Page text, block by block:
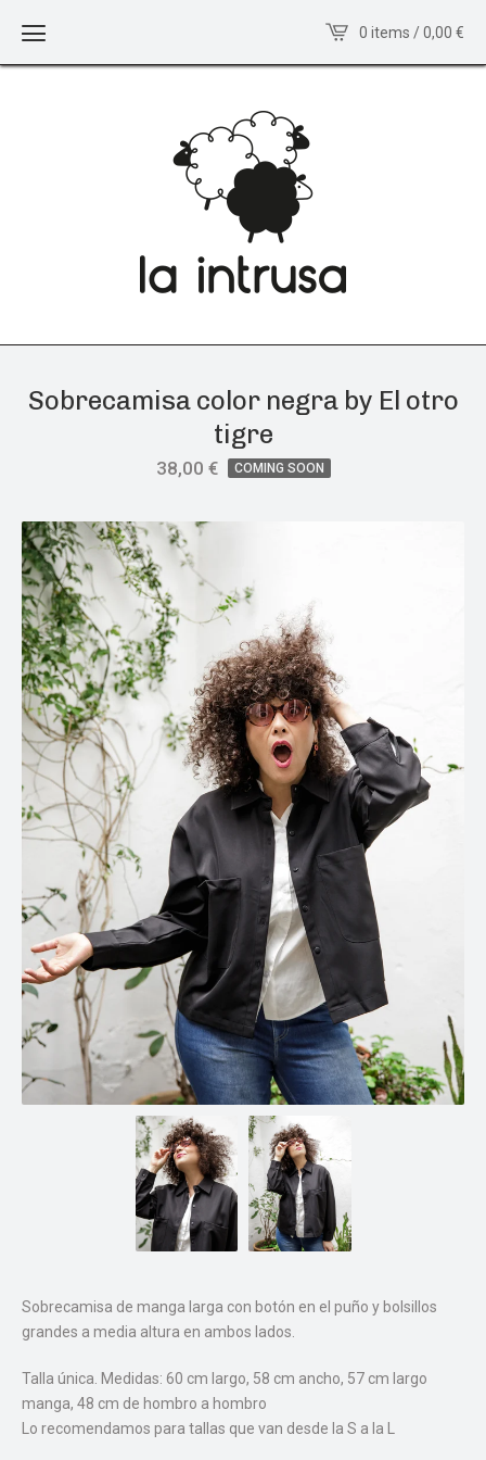
0 items / 0,00 €
Sobrecamisa color negra by El otro
tigre
38,00 € COMING SOON
Sobrecamisa de manga larga con botón en el puño y bolsillos
grandes a media altura en ambos lados.
Talla única. Medidas: 60 cm largo, 58 cm ancho, 57 cm largo
manga, 48 cm de hombro a hombro
Lo recomendamos para tallas que van desde la S a la L